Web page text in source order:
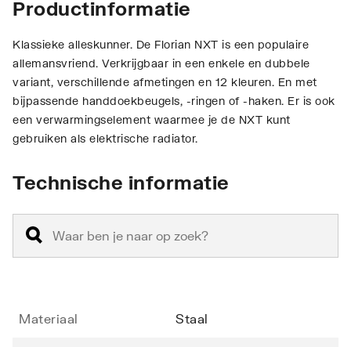
Productinformatie
Klassieke alleskunner. De Florian NXT is een populaire
allemansvriend. Verkrijgbaar in een enkele en dubbele
variant, verschillende afmetingen en 12 kleuren. En met
bijpassende handdoekbeugels, -ringen of -haken. Er is ook
een verwarmingselement waarmee je de NXT kunt
gebruiken als elektrische radiator.
Technische informatie
Materiaal Staal